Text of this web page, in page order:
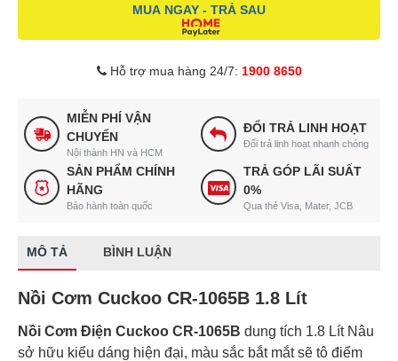
MUA NGAY - TRẢ SAU
Hỗ trợ mua hàng 24/7: 1900 8650
MIỄN PHÍ VẬN
CHUYỂN
Nội thành HN và HCM
ĐỔI TRẢ LINH HOẠT
Đổi trả linh hoạt nhanh chóng
SẢN PHẨM CHÍNH
HÃNG
Bảo hành toàn quốc
TRẢ GÓP LÃI SUẤT
0%
Qua thẻ Visa, Mater, JCB
MÔ TẢ BÌNH LUẬN
Nồi Cơm Cuckoo CR-1065B 1.8 Lít
Nồi Cơm Điện Cuckoo CR-1065B dung tích 1.8 Lít Nâu
sở hữu kiểu dáng hiện đại, màu sắc bắt mắt sẽ tô điểm